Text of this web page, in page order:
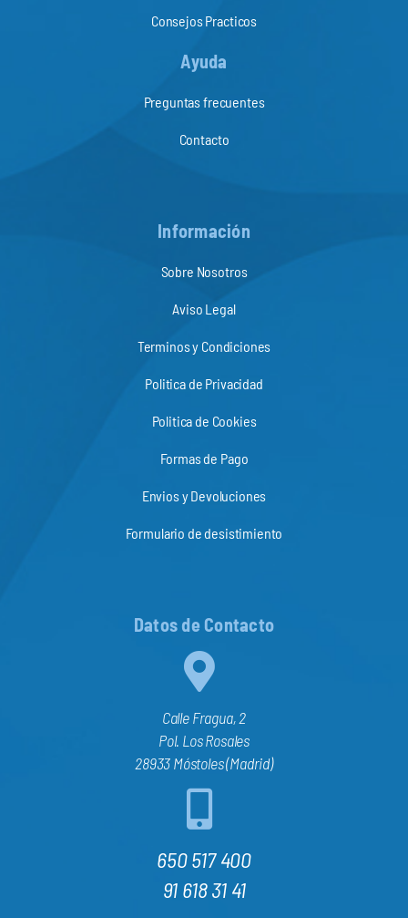
Consejos Practicos
Ayuda
Preguntas frecuentes
Contacto
Información
Sobre Nosotros
Aviso Legal
Terminos y Condiciones
Politica de Privacidad
Politica de Cookies
Formas de Pago
Envios y Devoluciones
Formulario de desistimiento
Datos de Contacto
Calle Fragua, 2
Pol. Los Rosales
28933 Móstoles (Madrid)
650 517 400
91 618 31 41